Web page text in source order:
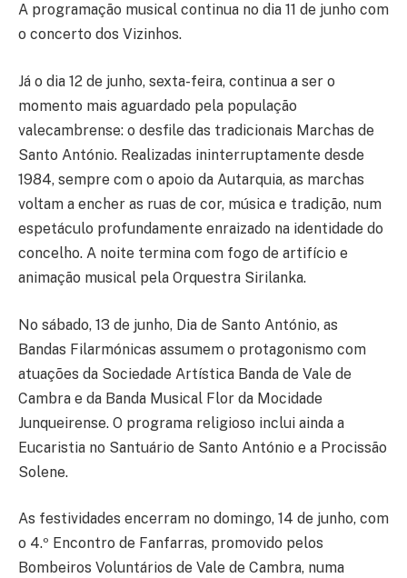
A programação musical continua no dia 11 de junho com
o concerto dos Vizinhos.
Já o dia 12 de junho, sexta-feira, continua a ser o
momento mais aguardado pela população
valecambrense: o desfile das tradicionais Marchas de
Santo António. Realizadas ininterruptamente desde
1984, sempre com o apoio da Autarquia, as marchas
voltam a encher as ruas de cor, música e tradição, num
espetáculo profundamente enraizado na identidade do
concelho. A noite termina com fogo de artifício e
animação musical pela Orquestra Sirilanka.
No sábado, 13 de junho, Dia de Santo António, as
Bandas Filarmónicas assumem o protagonismo com
atuações da Sociedade Artística Banda de Vale de
Cambra e da Banda Musical Flor da Mocidade
Junqueirense. O programa religioso inclui ainda a
Eucaristia no Santuário de Santo António e a Procissão
Solene.
As festividades encerram no domingo, 14 de junho, com
o 4.º Encontro de Fanfarras, promovido pelos
Bombeiros Voluntários de Vale de Cambra, numa